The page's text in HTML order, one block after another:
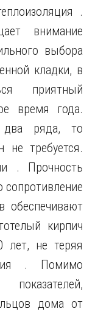
.
внимание
выбора
кладки, в
приятный
время года.
два ряда, то
не требуется.
. Прочность
сопротивление
обеспечивают
кирпич
лет, не теряя
. Помимо
показателей,
дома от